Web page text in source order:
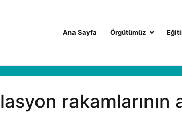
Ana Sayfa Örgütümüz
rakamlarının